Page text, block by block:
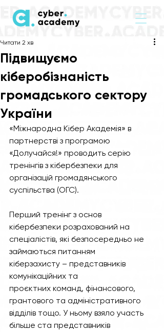
Підвищуємо
кіберобізнаність
громадського сектору
України
Читати 2 хв
«Міжнародна Кібер Академія» в
партнерстві з програмою
«Долучайся!» проводить серію
тренінгів з кібербезпеки для
організацій громадянського
суспільства (ОГС).
Перший тренінг з основ
кібербезпеки розрахований на
спеціалістів, які безпосередньо не
займаються питанням
кіберзахисту – представників
комунікаційних та
проєктних команд, фінансового,
грантового та адміністративного
відділів тощо. У ньому взяло участь
більше ста представників